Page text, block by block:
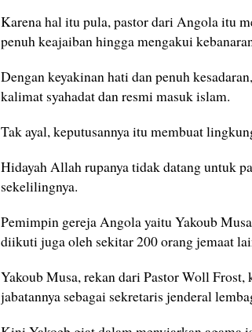
Karena hal itu pula, pastor dari Angola itu
penuh keajaiban hingga mengakui
Dengan keyakinan hati dan penuh
kalimat syahadat dan resmi masuk islam.
Tak ayal, keputusannya itu membuat
Hidayah Allah rupanya tidak datang untuk
sekelilingnya.
Pemimpin gereja Angola yaitu Yakoub
diikuti juga oleh sekitar 200 orang jemaat
Yakoub Musa, rekan dari Pastor Woll
jabatannya sebagai sekretaris jenderal